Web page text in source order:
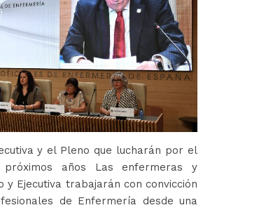
y el Pleno que lucharán por el
años Las enfermeras y
Ejecutiva trabajarán con convicción
de Enfermería desde una